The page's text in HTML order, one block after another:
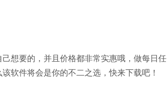
想要的，并且价格都非常实惠哦，做每日任
软件将会是你的不二之选，快来下载吧！